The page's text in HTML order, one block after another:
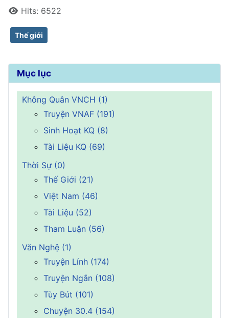
Mục lục
Không Quân VNCH (1)
Truyện VNAF (191)
Sinh Hoạt KQ (8)
Tài Liệu KQ (69)
Thời Sự (0)
Thế Giới (21)
Việt Nam (46)
Tài Liệu (52)
Tham Luận (56)
Văn Nghệ (1)
Truyện Lính (174)
Truyện Ngắn (108)
Tùy Bút (101)
Chuyện 30.4 (154)
Hits: 6522
Thế giới